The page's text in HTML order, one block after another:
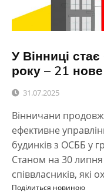
У Вінниці
року – 21
31.07.2025
Вінничани
ефективне
будинків з ОСББ у
Станом на 30 липня
співвласників, які
Поділиться новиною